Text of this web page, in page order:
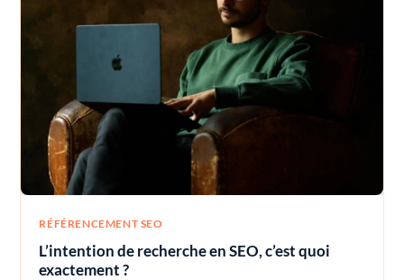
RÉFÉRENCEMENT SEO
L’intention de recherche en SEO, c’est quoi
exactement ?